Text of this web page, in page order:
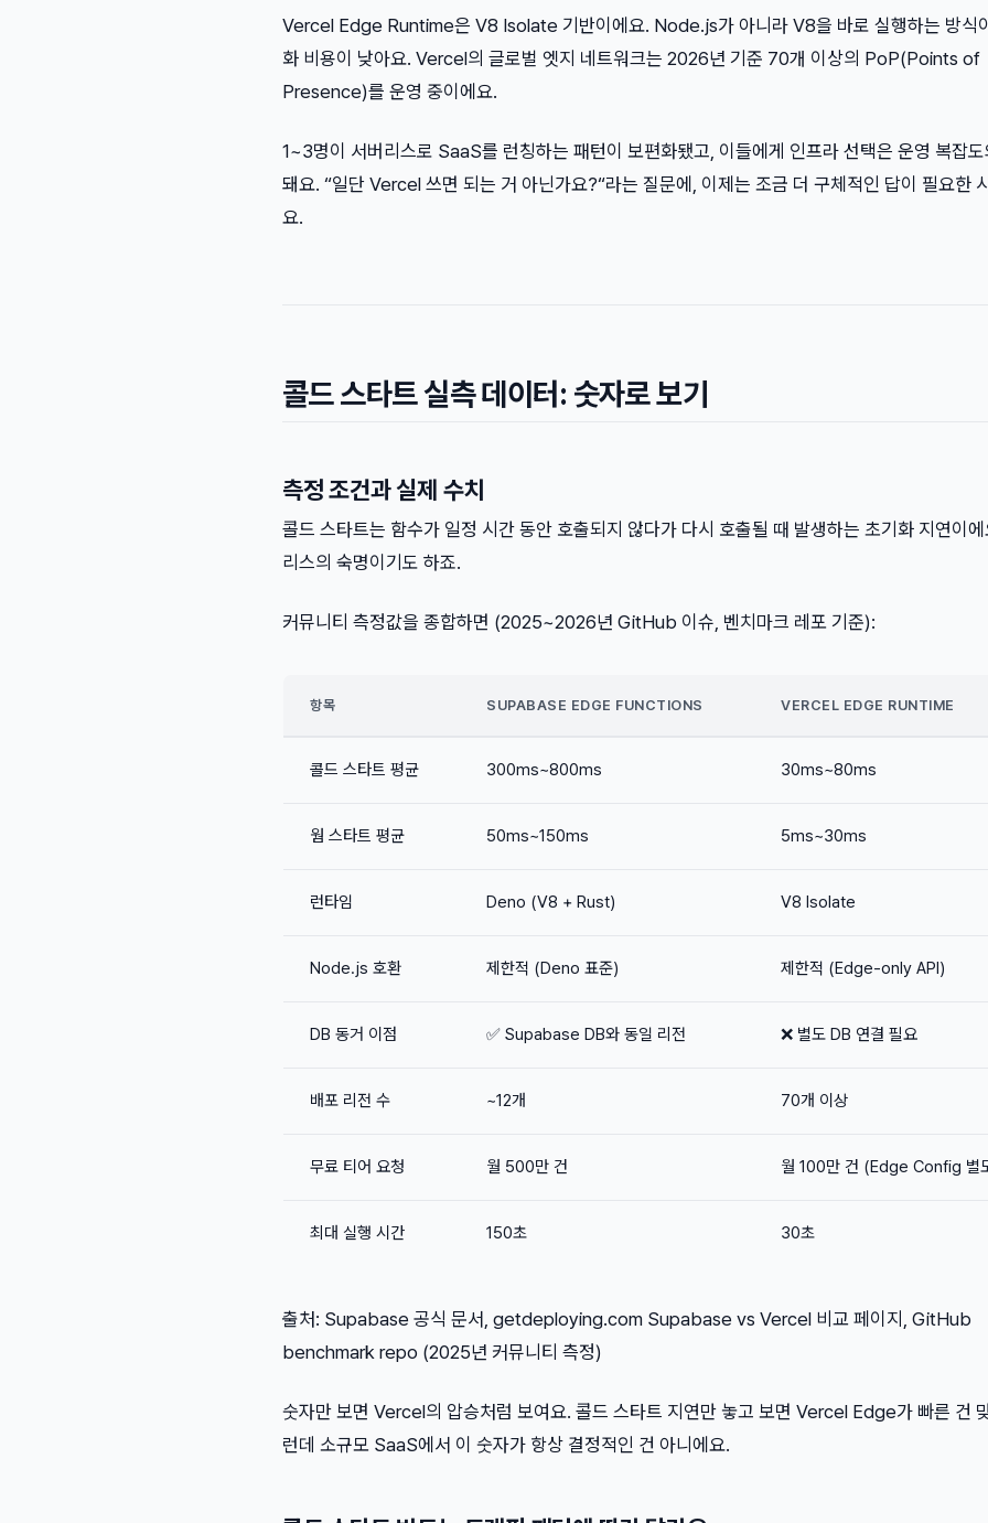
Vercel Edge Runtime은 V8 Isolate 기반이에요. Node.js가 아니라 V8을 바로 실행하는 방식
화 비용이 낮아요. Vercel의 글로벌 엣지 네트워크는 2026년 기준 70개 이상의 PoP(Points of
Presence)를 운영 중이에요.
1~3명이 서버리스로 SaaS를 런칭하는 패턴이 보편화됐고, 이들에게 인프라 선택은 운영 복잡도
돼요. “일단 Vercel 쓰면 되는 거 아닌가요?“라는 질문에, 이제는 조금 더 구체적인 답이 필요한
요.
콜드 스타트 실측 데이터: 숫자로 보기
측정 조건과 실제 수치
콜드 스타트는 함수가 일정 시간 동안 호출되지 않다가 다시 호출될 때 발생하는 초기화 지연이에
리스의 숙명이기도 하죠.
커뮤니티 측정값을 종합하면 (2025~2026년 GitHub 이슈, 벤치마크 레포 기준):
항목 SUPABASE EDGE FUNCTIONS VERCEL EDGE RUNTIME
콜드 스타트 평균 300ms~800ms 30ms~80ms
웜 스타트 평균 50ms~150ms 5ms~30ms
런타임 Deno (V8 + Rust) V8 Isolate
Node.js 호환 제한적 (Deno 표준) 제한적 (Edge-only API)
DB 동거 이점 ✅ Supabase DB와 동일 리전 ❌ 별도 DB 연결 필요
배포 리전 수 ~12개 70개 이상
무료 티어 요청 월 500만 건 월 100만 건 (Edge Config 별
최대 실행 시간 150초 30초
출처: Supabase 공식 문서, getdeploying.com Supabase vs Vercel 비교 페이지, GitHub
benchmark repo (2025년 커뮤니티 측정)
숫자만 보면 Vercel의 압승처럼 보여요. 콜드 스타트 지연만 놓고 보면 Vercel Edge가 빠른 건
런데 소규모 SaaS에서 이 숫자가 항상 결정적인 건 아니에요.